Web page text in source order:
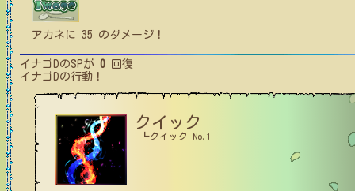
アカネ に 35 のダメージ！
イナゴDのSPが 0 回復
イナゴDの行動！
クイック
┗クイック No.1